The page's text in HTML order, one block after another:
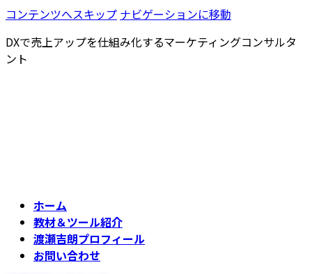
コンテンツへスキップ ナビゲーションに移動
DXで売上アップを仕組み化するマーケティングコンサルタ
ント
ホーム
教材＆ツール紹介
渡瀬吉朗プロフィール
お問い合わせ